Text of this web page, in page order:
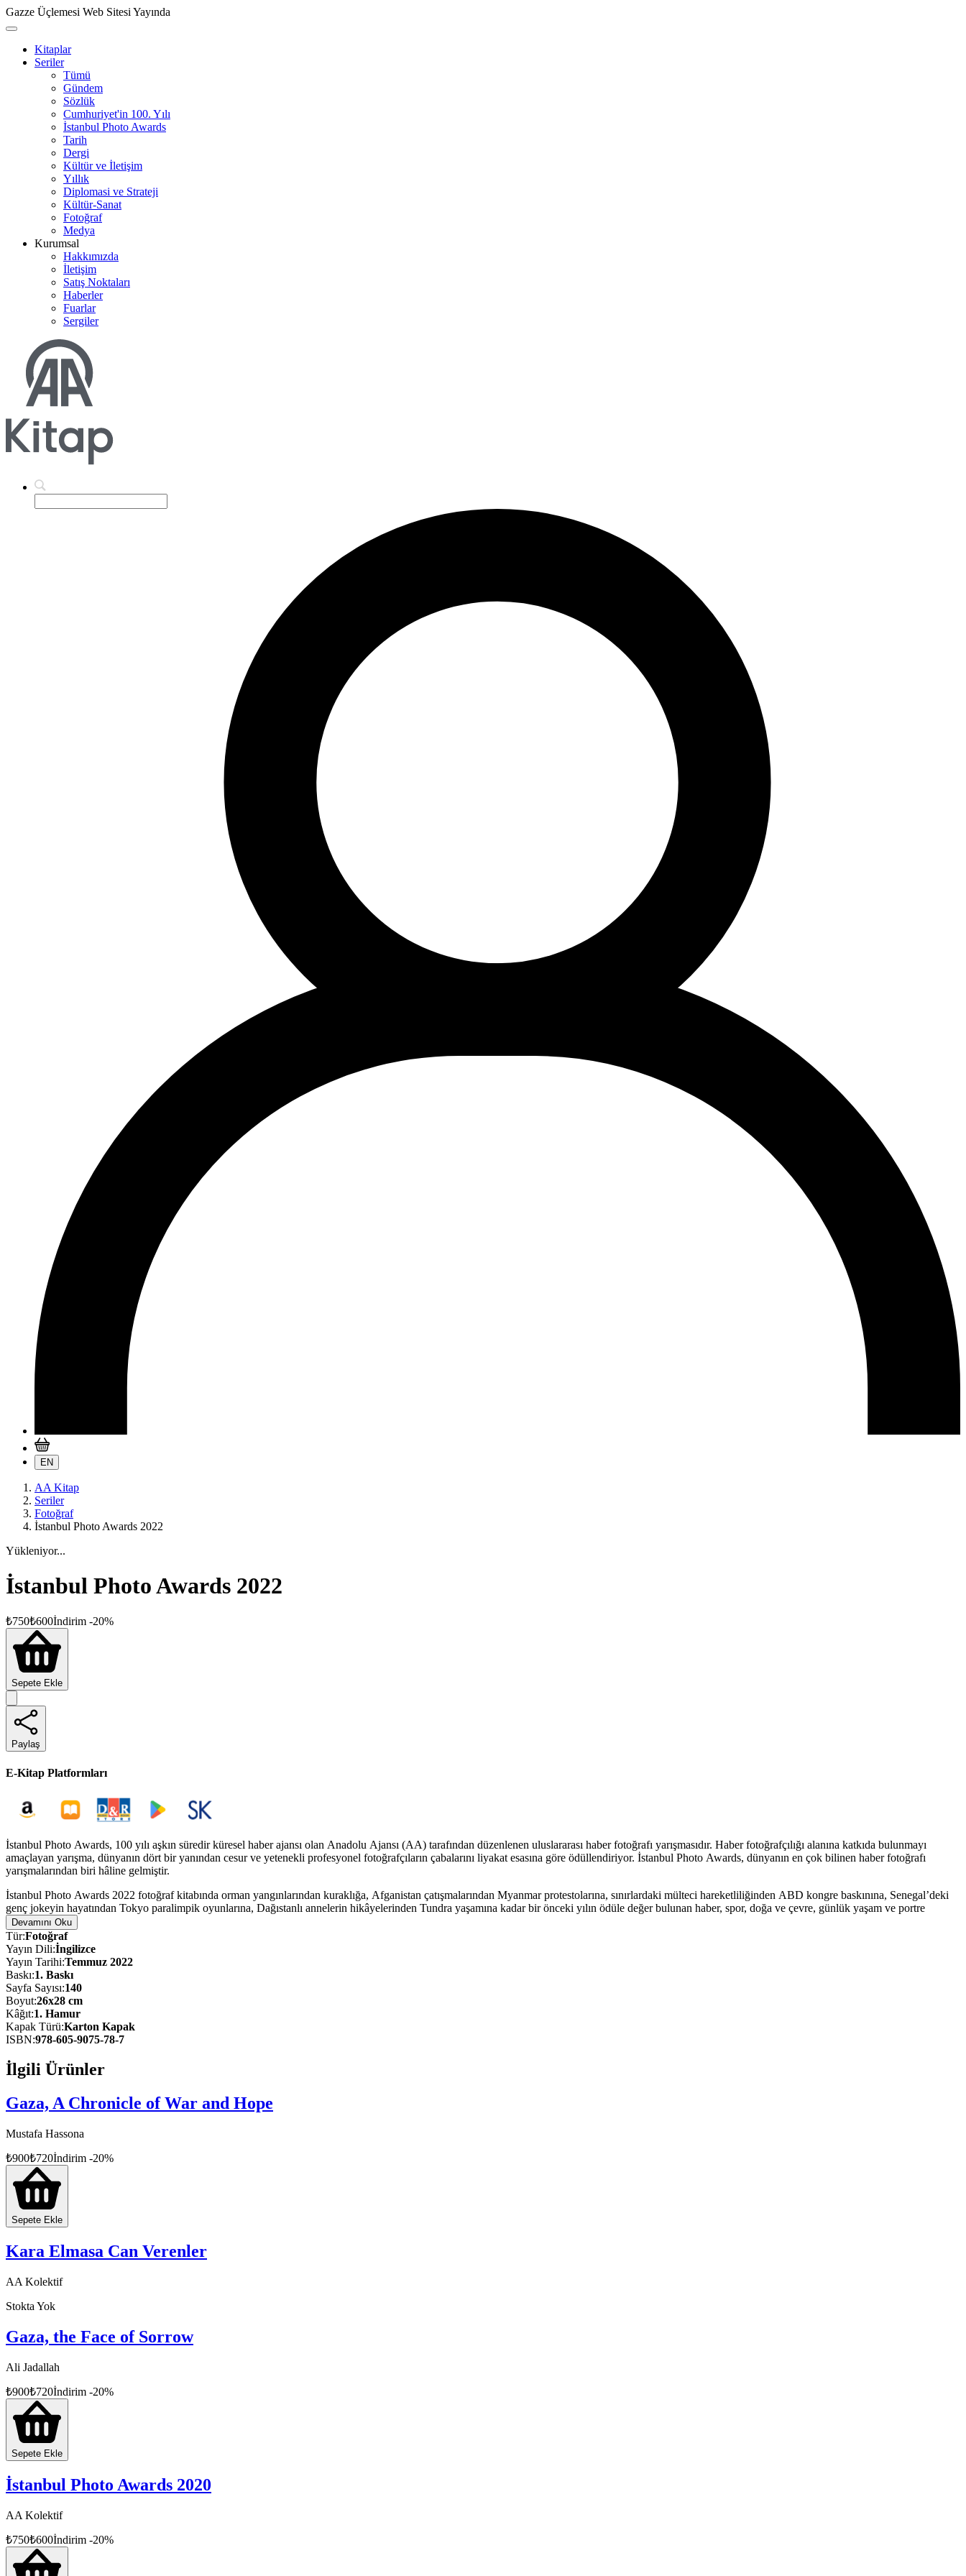
Gazze Üçlemesi Web Sitesi Yayında
Kitaplar
Seriler
Tümü
Gündem
Sözlük
Cumhuriyet'in 100. Yılı
İstanbul Photo Awards
Tarih
Dergi
Kültür ve İletişim
Yıllık
Diplomasi ve Strateji
Kültür-Sanat
Fotoğraf
Medya
Kurumsal
Hakkımızda
İletişim
Satış Noktaları
Haberler
Fuarlar
Sergiler
EN
AA Kitap
Seriler
Fotoğraf
İstanbul Photo Awards 2022
Yükleniyor...
İstanbul Photo Awards 2022
₺750₺600İndirim -20%
Sepete Ekle
Paylaş
E-Kitap Platformları
İstanbul Photo Awards, 100 yılı aşkın süredir küresel haber ajansı olan Anadolu Ajansı (AA) tarafından düzenlenen uluslararası haber fotoğrafı yarışmasıdır. Haber fotoğrafçılığı alanına katkıda bulunmayı
amaçlayan yarışma, dünyanın dört bir yanından cesur ve yetenekli profesyonel fotoğrafçıların çabalarını liyakat esasına göre ödüllendiriyor. İstanbul Photo Awards, dünyanın en çok bilinen haber fotoğrafı
yarışmalarından biri hâline gelmiştir.
İstanbul Photo Awards 2022 fotoğraf kitabında orman yangınlarından kuraklığa, Afganistan çatışmalarından Myanmar protestolarına, sınırlardaki mülteci hareketliliğinden ABD kongre baskınına, Senegal’deki
genç jokeyin hayatından Tokyo paralimpik oyunlarına, Dağıstanlı annelerin hikâyelerinden Tundra yaşamına kadar bir önceki yılın ödüle değer bulunan haber, spor, doğa ve çevre, günlük yaşam ve portre
fotoğraflarına yer veriliyor. Kitabın kapağında, "Yılın Fotoğrafı" ödülünü kazanan foto muhabiri Konstantinos Tsakalidis’in Bloomberg için çektiği "Evia’da bir kadın" başlıklı fotoğrafı bulunuyor.
AA’nın her yıl düzenlediği uluslararası haber fotoğrafı yarışması İstanbul Photo Awards’un dereceye giren fotoğraflarından oluşan kitaplara yarışmanın resmî sayfası
Devamını Oku
Tür:Fotoğraf
Yayın Dili:İngilizce
Yayın Tarihi:Temmuz 2022
Baskı:1. Baskı
Sayfa Sayısı:140
Boyut:26x28 cm
Kâğıt:1. Hamur
Kapak Türü:Karton Kapak
ISBN:978-605-9075-78-7
İlgili Ürünler
Gaza, A Chronicle of War and Hope
Mustafa Hassona
₺900₺720İndirim -20%
Sepete Ekle
Kara Elmasa Can Verenler
AA Kolektif
Stokta Yok
Gaza, the Face of Sorrow
Ali Jadallah
₺900₺720İndirim -20%
Sepete Ekle
İstanbul Photo Awards 2020
AA Kolektif
₺750₺600İndirim -20%